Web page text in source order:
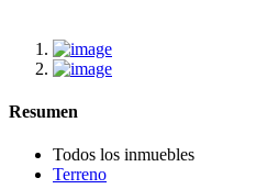
Resumen
Todos los inmuebles
Terreno